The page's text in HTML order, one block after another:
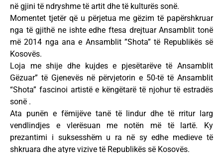
në gjini të ndryshme të artit dhe të kulturës sonë.
Momentet tjetër që u përjetua me gëzim të papërshkruar
nga të gjithë ne ishte edhe ftesa drejtuar Ansamblit tonë
më 2014 nga ana e Ansamblit ”Shota” të Republikës së
Kosovës.
Loja me shije dhe kujdes e pjesëtarëve të Ansamblit
Gëzuar” të Gjenevës në përvjetorin e 50-të të Ansamblit
“Shota” fascinoi artistë e këngëtarë të njohur të estradës
sonë .
Ata punën e fëmijëve tanë të lindur dhe të rritur larg
vendlindjes e vlerësuan me notën më të lartë. Ky
prezantimi i suksesshëm u ra në sy edhe medieve të
shkruara dhe atyre vizive të Republikës së Kosovës.